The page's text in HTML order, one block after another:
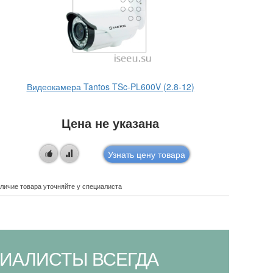
Видеокамера Tantos TSc-PL600V (2.8-12)
Цена не указана
Узнать цену товара
товара уточняйте у специалиста
ВСЕГДА